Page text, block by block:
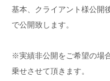
基本、クライアント様公開
で公開致します。
※実績非公開をご希望の場
乗せさせて頂きます。